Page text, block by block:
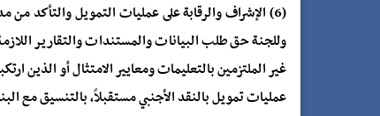
(6) الإشراف والرقابة على عمليات التمويل والتأكد
وللجنة حق طلب البيانات والمستندات والتقارير
غير الملتزمين بالتعليمات ومعايير الامتثال أو الذين
عمليات تمويل بالنقد الأجنبي مستقبلاً، بالتنسيق مع